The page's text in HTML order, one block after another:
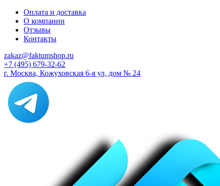
Оплата и доставка
О компании
Отзывы
Контакты
zakaz@faktumshop.ru
+7 (495) 679-32-62
г. Москва, Кожуховская 6-я ул, дом № 24